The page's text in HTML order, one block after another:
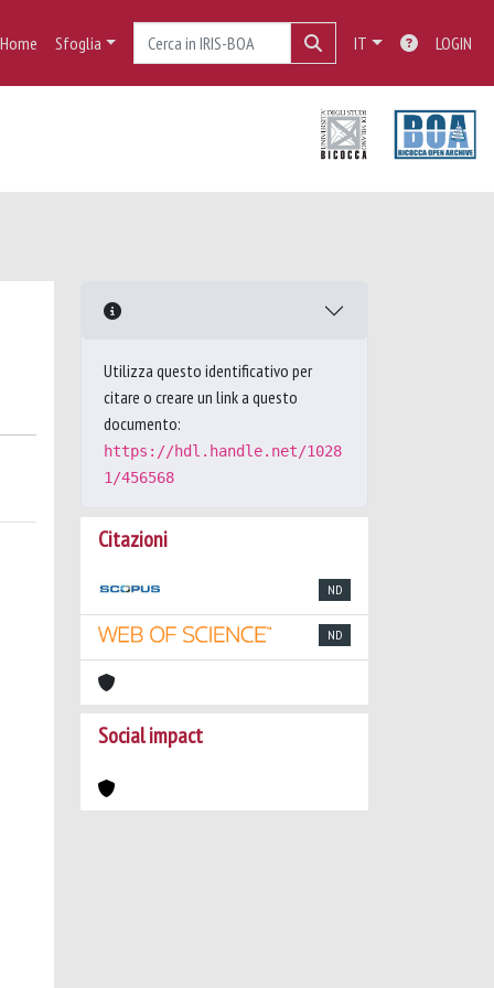
Home Sfoglia IT LOGIN
Utilizza questo identificativo per
citare o creare un link a questo
documento:
https://hdl.handle.net/1028
1/456568
Citazioni
ND
ND
Social impact